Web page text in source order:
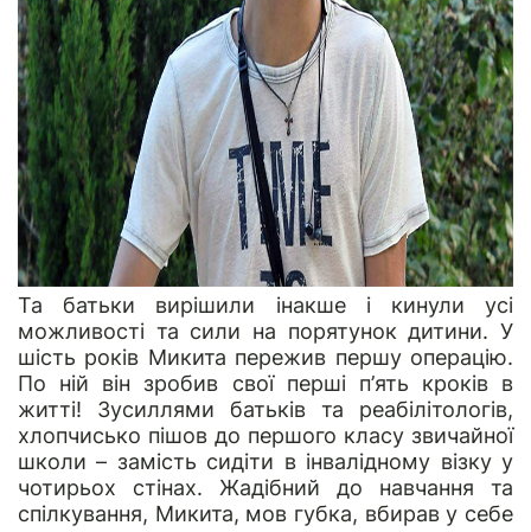
Та батьки вирішили інакше і кинули усі
можливості та сили на порятунок дитини. У
шість років Микита пережив першу операцію.
По ній він зробив свої перші п’ять кроків в
житті! Зусиллями батьків та реабілітологів,
хлопчисько пішов до першого класу звичайної
школи – замість сидіти в інвалідному візку у
чотирьох стінах. Жадібний до навчання та
спілкування, Микита, мов губка, вбирав у себе